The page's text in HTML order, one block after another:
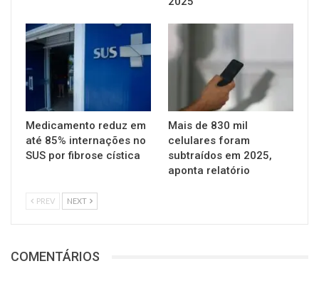
Medicamento reduz em
até 85% internações no
SUS por fibrose cística
Mais de 830 mil
celulares foram
subtraídos em 2025,
aponta relatório
PREV NEXT
COMENTÁRIOS